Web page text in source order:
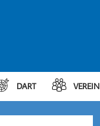
DART VEREIN